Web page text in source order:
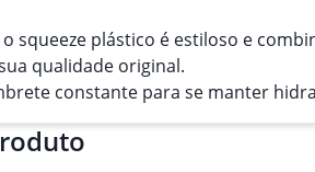
squeeze plástico é estiloso e
qualidade original.
constante para se manter